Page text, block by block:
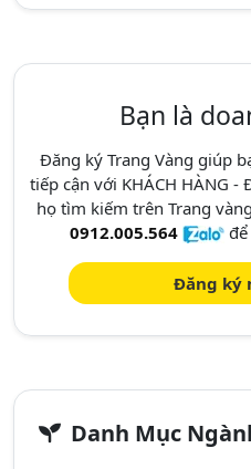
Bạn là
Đăng ký Trang Vàng giúp
tiếp cận với KHÁCH HÀNG -
họ tìm kiếm trên Trang
0912.005.564
Đăng ký
Danh Mục